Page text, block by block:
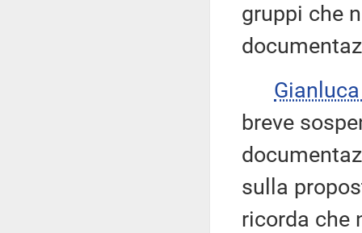
gruppi che
breve
sulla
ricorda che